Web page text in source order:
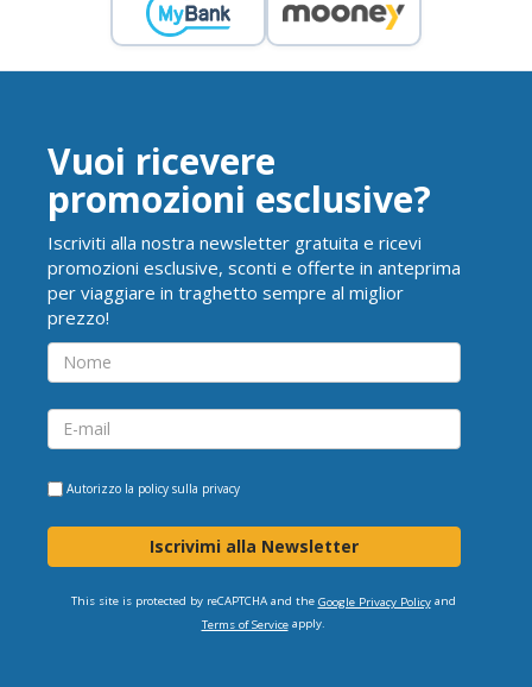
Vuoi ricevere
promozioni esclusive?
Iscriviti alla nostra newsletter gratuita e ricevi
promozioni esclusive, sconti e offerte in anteprima
per viaggiare in traghetto sempre al miglior
prezzo!
Autorizzo la policy sulla privacy
Iscrivimi alla Newsletter
This site is protected by reCAPTCHA and the Google Privacy Policyand
Terms of Serviceapply.